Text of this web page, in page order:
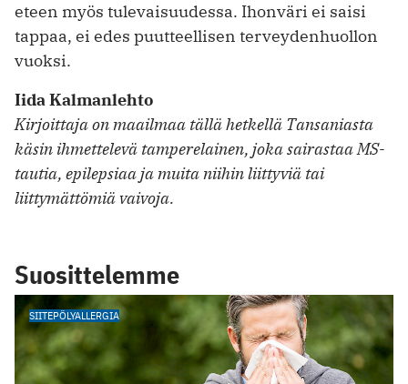
eteen myös tulevaisuudessa. Ihonväri ei saisi
tappaa, ei edes puutteellisen terveydenhuollon
vuoksi.
Iida Kalmanlehto
Kirjoittaja on maailmaa tällä hetkellä Tansaniasta
käsin ihmettelevä tamperelainen, joka sairastaa MS-
tautia, epilepsiaa ja muita niihin liittyviä tai
liittymättömiä vaivoja.
Suosittelemme
SIITEPÖLYALLERGIA